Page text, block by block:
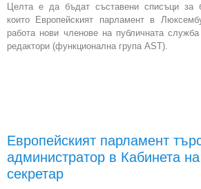
Целта е да бъдат съставени списъци за
които Европейският парламент в
работа нови членове на публичната служба
редактори (функционална група AST).
Европейският парламент
администратор в Кабинета
секретар